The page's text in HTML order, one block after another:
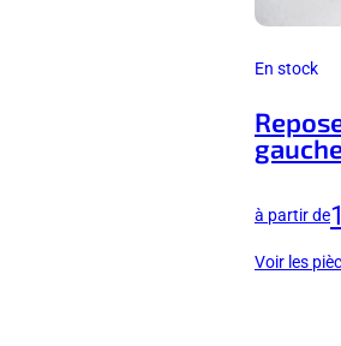
En stock
à partir de
Voir les